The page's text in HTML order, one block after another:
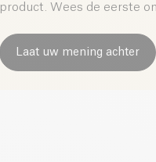
product. Wees de eerste
Laat uw mening achter